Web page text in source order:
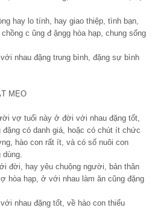
hay lo tính, hay giao thiệp, tình bạn,
c ũng đ ặngg hòa hạp, chung sống
nhau đặng trung bình, đặng sự bình
MẸO
vợ tuổi này ở đời với nhau đặng tốt,
có danh giá, hoặc có chút ít chức
hào con rất ít, và có số nuôi con
dùng.
đời, hay yêu chuộng người, bản thân
hòa hạp, ở với nhau làm ăn cũng đặng
nhau đặng tốt, về hào con thiểu